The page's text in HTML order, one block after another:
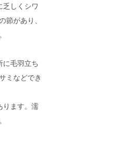
しくシワ
があり、
毛羽立ち
ミなどでき
ります。濡